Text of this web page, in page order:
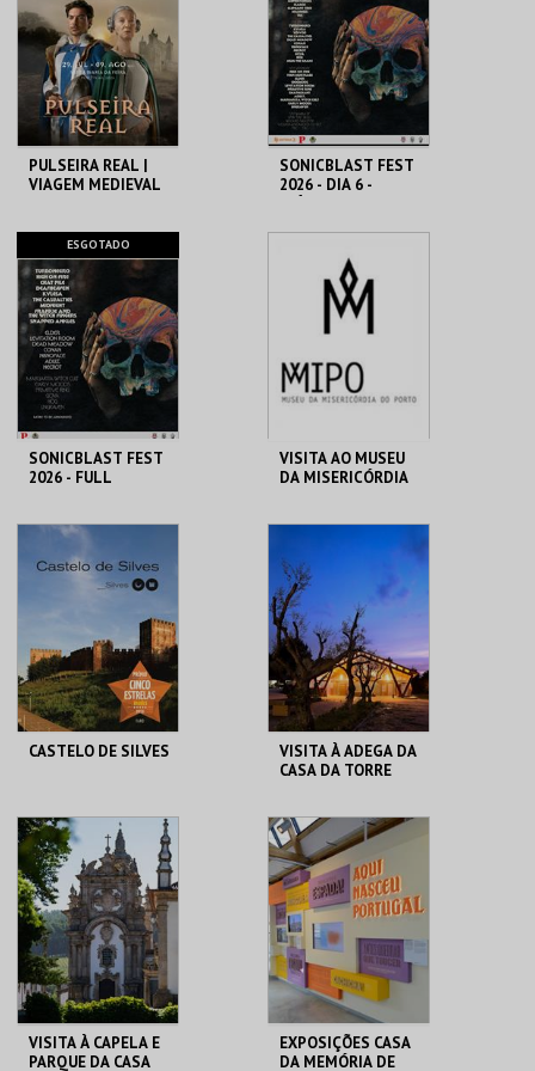
MAIS INFO
INSCREVER
MAIS INFO
COMPRAR
PULSEIRA REAL |
VIAGEM MEDIEVAL
SANTA MARIA DA
FEIRA
MAIS INFO
SONICBLAST FEST
2026 - DIA 6 -
CALDEIRÃO
MAIS INFO
COMPRAR
ESGOTADO
SONICBLAST FEST
2026 - FULL
PRAIA DUNA DO
CALDEIRÃO
VISITA AO MUSEU
DA MISERICÓRDIA
MAIS INFO
COMPRAR
CASTELO DE SILVES
CASTELO DE SILVES
MAIS INFO
COMPRAR
VISITA À ADEGA DA
CASA DA TORRE
ADEGA DA CASA DA
TORRE
MAIS INFO
COMPRAR
VISITA À CAPELA E
PARQUE DA CASA
EXPOSIÇÕES CASA
DA MEMÓRIA DE